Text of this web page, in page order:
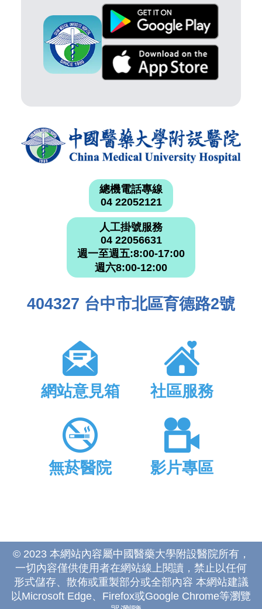
總機電話專線
04 22052121
人工掛號服務
04 22056631
週一至週五:8:00-17:00
週六8:00-12:00
404327 台中市北區育德路2號
網站意見箱 社區服務
無菸醫院 影片專區
© 2023 本網站內容屬中國醫藥大學附設醫院所有，
一切內容僅供使用者在網站線上閱讀，禁止以任何
形式儲存、散佈或重製部分或全部內容 本網站建議
以Microsoft Edge、Firefox或Google Chrome等瀏覽